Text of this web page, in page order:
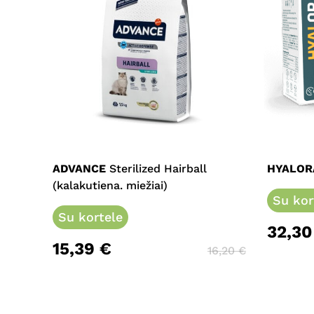
multiple
variants.
options
may
be
ADVANCE Sterilized Hairball
(kalakutiena. miežiai)
Su kortele
15,39 € 16,20€
Su
32,30